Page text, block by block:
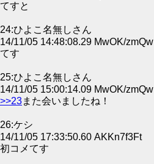
てすと
24:ひよこ名無しさん
14/11/05 14:48:08.29 MwOK/zmQw
てす
25:ひよこ名無しさん
14/11/05 15:00:14.09 MwOK/zmQw
>>23また会いましたね！
26:ケシ
14/11/05 17:33:50.60 AKKn7f3Ft
初コメてす